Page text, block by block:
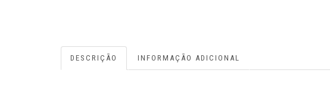
DESCRIÇÃO INFORMAÇÃO ADICIONAL